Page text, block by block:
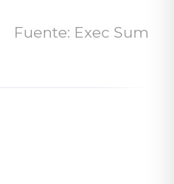
Fuente: Exec Sum